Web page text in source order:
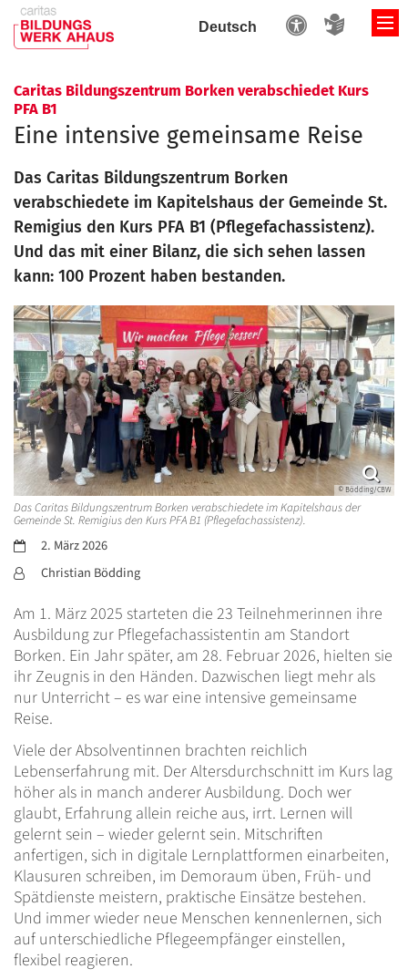
Zum Inhalt springen
Caritas Bildungszentrum Borken verabschiedet Kurs
PFA B1
Eine intensive gemeinsame Reise
Das Caritas Bildungszentrum Borken
verabschiedete im Kapitelshaus der Gemeinde St.
Remigius den Kurs PFA B1 (Pflegefachassistenz).
Und das mit einer Bilanz, die sich sehen lassen
kann: 100 Prozent haben bestanden.
© Bödding/CBW
Das Caritas Bildungszentrum Borken verabschiedete im Kapitelshaus der
Gemeinde St. Remigius den Kurs PFA B1 (Pflegefachassistenz).
Datum:2. März 2026
Von:
Christian Bödding
Am 1. März 2025 starteten die 23 Teilnehmerinnen ihre
Ausbildung zur Pflegefachassistentin am Standort
Borken. Ein Jahr später, am 28. Februar 2026, hielten sie
ihr Zeugnis in den Händen. Dazwischen liegt mehr als
nur Unterricht – es war eine intensive gemeinsame
Reise.
Viele der Absolventinnen brachten reichlich
Lebenserfahrung mit. Der Altersdurchschnitt im Kurs lag
höher als in manch anderer Ausbildung. Doch wer
glaubt, Erfahrung allein reiche aus, irrt. Lernen will
gelernt sein – wieder gelernt sein. Mitschriften
anfertigen, sich in digitale Lernplattformen einarbeiten,
Klausuren schreiben, im Demoraum üben, Früh- und
Spätdienste meistern, praktische Einsätze bestehen.
Und immer wieder neue Menschen kennenlernen, sich
auf unterschiedliche Pflegeempfänger einstellen,
flexibel reagieren.